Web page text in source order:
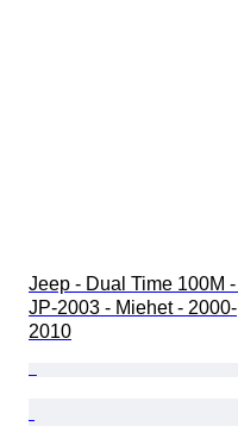
Jeep - Dual Time 100M -
JP-2003 - Miehet - 2000-
2010